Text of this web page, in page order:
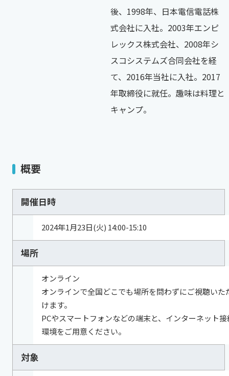
後、1998年、日本電信電話株
式会社に入社。2003年エンピ
レックス株式会社、2008年シ
スコシステムズ合同会社を経
て、2016年当社に入社。2017
年取締役に就任。趣味は料理と
キャンプ。
概要
開催日時
2024年1月23日(火) 14:00-15:10
場所
オンライン
オンラインで全国どこでも場所を問わずにご視聴いた
けます。
PCやスマートフォンなどの端末と、インターネット接
環境をご用意ください。
対象